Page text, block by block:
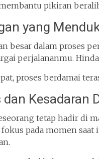
pikiran
yang
besar dalam proses
perjalananmu.
proses berdamai
Kesadaran
tetap hadir di
pada momen